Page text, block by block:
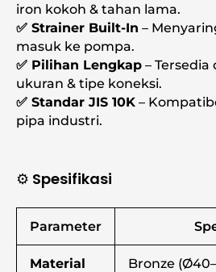
iron kokoh & tahan lama.
✅ Strainer Built-In –
masuk ke pompa.
✅ Pilihan Lengkap –
ukuran & tipe koneksi.
✅ Standar JIS 10K –
pipa industri.
⚙️ Spesifikasi
Parameter
Material
Bronze